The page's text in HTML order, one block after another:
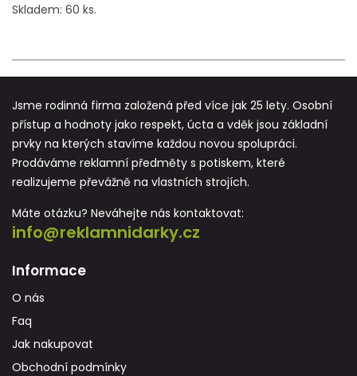
Skladem: 60 ks.
Jsme rodinná firma založená před více jak 25 lety. Osobní
přístup a hodnoty jako respekt, úcta a vděk jsou základní
prvky na kterých stavíme každou novou spolupráci.
Prodáváme reklamní předměty s potiskem, které
realizujeme převážně na vlastních strojích.
Máte otázku? Neváhejte nás kontaktovat:
info@reklamnidarky.cz
Informace
O nás
Faq
Jak nakupovat
Obchodní podmínky